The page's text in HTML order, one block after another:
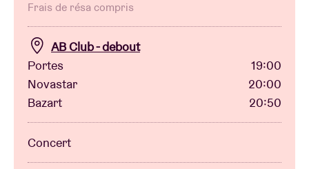
Chèque-concert
À propos de l'AB
Contact
Frais de résa compris
AB Club - debout
Portes
19:00
Novastar
20:00
Bazart
20:50
Concert